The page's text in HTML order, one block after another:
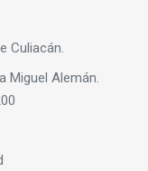
Culiacán.
Miguel Alemán.